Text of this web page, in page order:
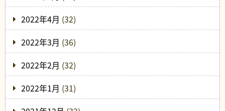
2022年4月 (32)
2022年3月 (36)
2022年2月 (32)
2022年1月 (31)